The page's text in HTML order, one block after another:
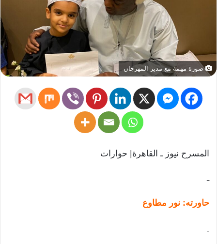
صورة مهمة مع مدير المهرجان
المسرح نيوز ـ القاهرة| حوارات
ـ
حاورته: نور مطاوع